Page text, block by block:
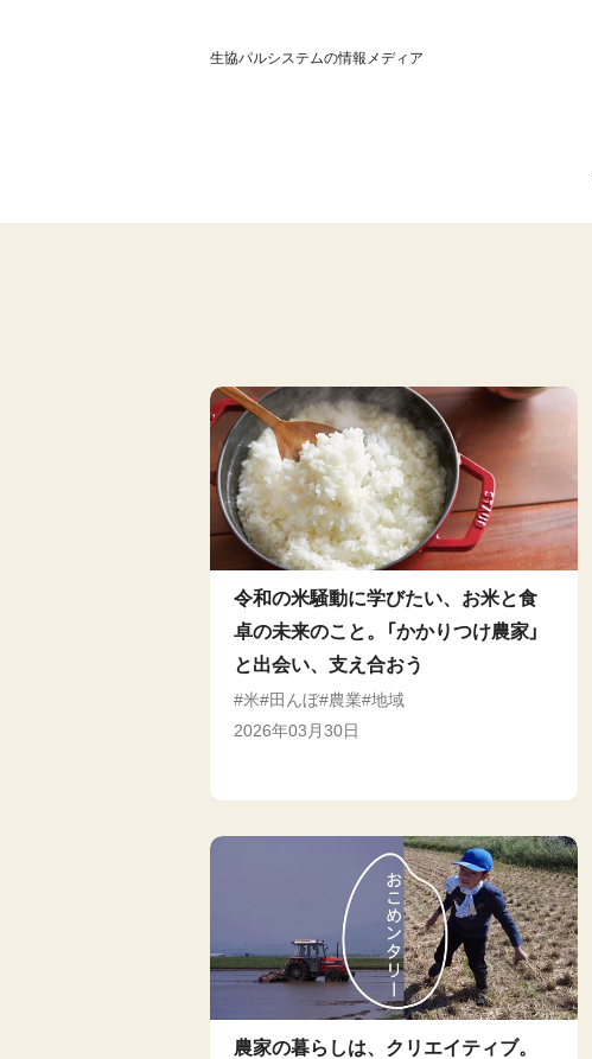
生協パルシステムの情報メディア
令和の米騒動に学びたい、お米と食
卓の未来のこと。「かかりつけ農家」
と出会い、支え合おう
米 田んぼ 農業 地域
2026年03月30日
農家の暮らしは、クリエイティブ。